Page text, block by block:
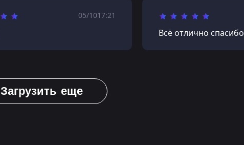
05/1017:21
Всё отлично спасибо
Загрузить еще